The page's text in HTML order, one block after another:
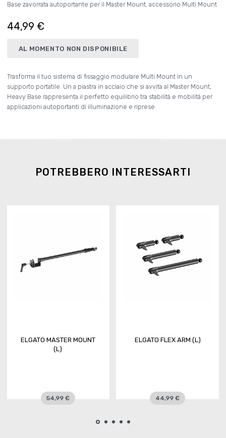
Base zavorrata autoportante per il Master Mount, accessorio Multi Mount
44,99 €
AL MOMENTO NON DISPONIBILE
Trasforma il tuo sistema di fissaggio modulare Multi Mount in un
supporto portatile. Un a piastra in acciaio che si avvita al Master Mount,
Heavy Base rappresenta il perfetto equilibrio tra stabilità e mobilità per
applicazioni autoportanti di illuminazione e riprese.
POTREBBERO INTERESSARTI
ELGATO MASTER MOUNT
(L)
54,99 €
ELGATO FLEX ARM (L)
44,99 €